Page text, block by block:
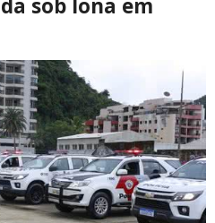
sob lona em